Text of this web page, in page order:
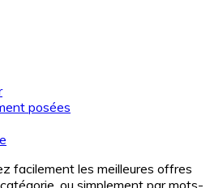
posées
facilement les meilleures offres
ou simplement par mots-